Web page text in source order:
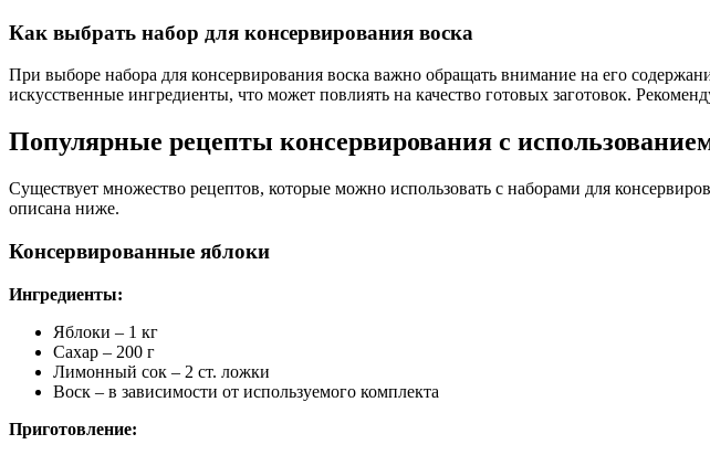
Как выбрать набор для консервирования воска
При выборе набора для консервирования воска важно обращать внимание на его
искусственные ингредиенты, что может повлиять на качество готовых заготовок.
Популярные рецепты консервирования с
Существует множество рецептов, которые можно использовать с наборами для
описана ниже.
Консервированные яблоки
Ингредиенты:
Яблоки – 1 кг
Сахар – 200 г
Лимонный сок – 2 ст. ложки
Воск – в зависимости от используемого комплекта
Приготовление: